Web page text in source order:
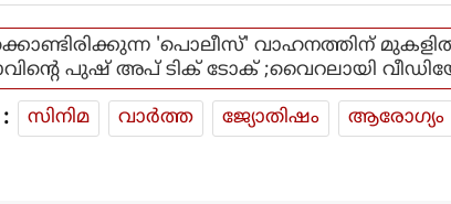
'പൊലീസ്' വാഹനത്തിന്
പുഷ് അപ് ടിക് ടോക് ;വൈറലായി
സിനിമ വാര്‍ത്ത ജ്യോതിഷം
ആരോഗ്യം